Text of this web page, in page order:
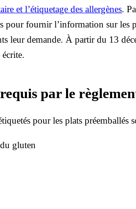
et l’étiquetage des allergènes.
pour fournir l’information sur les
leur demande. À partir du 13
requis par le
pour les plats préemballés
gluten